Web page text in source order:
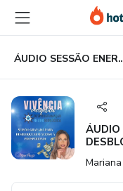
para
conteúdo
principal
para
pagamento
para
rodapé
ÁUDIO SESSÃO
ÁUDIO